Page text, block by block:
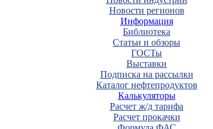
Новости регионов
Информация
Библиотека
Статьи и обзоры
ГОСТы
Выставки
Подписка на рассылки
Каталог нефтепродуктов
Калькуляторы
Расчет ж/д тарифа
Расчет прокачки